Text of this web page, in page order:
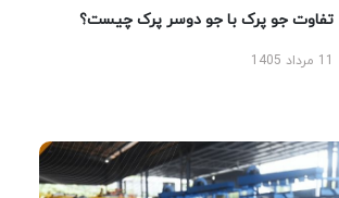
تفاوت جو پرک با جو دوسر پرک چیست؟